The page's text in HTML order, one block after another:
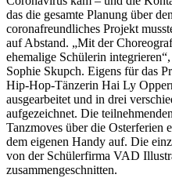
das die gesamte Planung über
coronafreundliches Projekt
auf Abstand. „Mit der
ehemalige Schülerin
Sophie Skupch. Eigens für das
Hip-Hop-Tänzerin Hai Ly
ausgearbeitet und in drei
aufgezeichnet. Die
Tanzmoves über die Osterferien
dem eigenen Handy auf. Die
von der Schülerfirma VAD
zusammengeschnitten.